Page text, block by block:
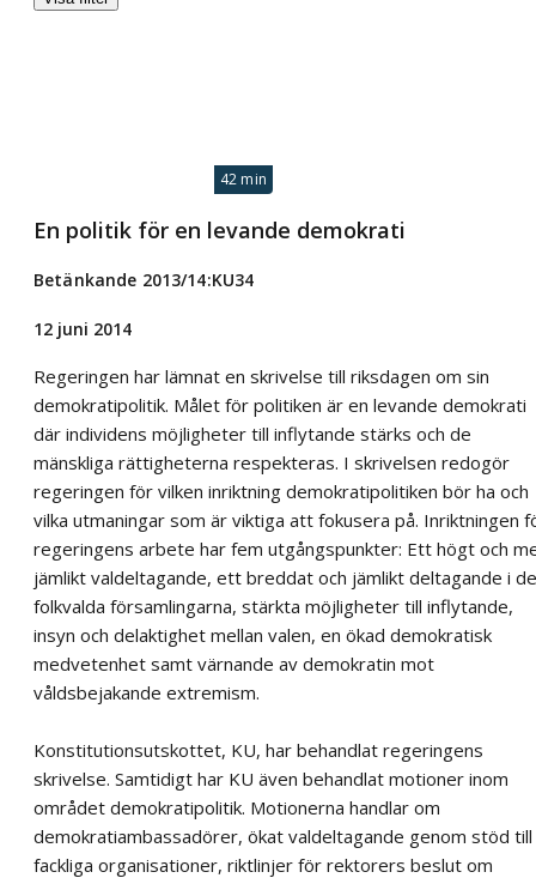
42 min
En politik för en levande demokrati
Betänkande 2013/14:KU34
12 juni 2014
Regeringen har lämnat en skrivelse till riksdagen om sin
demokratipolitik. Målet för politiken är en levande demokrati
där individens möjligheter till inflytande stärks och de
mänskliga rättigheterna respekteras. I skrivelsen redogör
regeringen för vilken inriktning demokratipolitiken bör ha och
vilka utmaningar som är viktiga att fokusera på. Inriktningen
regeringens arbete har fem utgångspunkter: Ett högt och
jämlikt valdeltagande, ett breddat och jämlikt deltagande i de
folkvalda församlingarna, stärkta möjligheter till inflytande,
insyn och delaktighet mellan valen, en ökad demokratisk
medvetenhet samt värnande av demokratin mot
våldsbejakande extremism.
Konstitutionsutskottet, KU, har behandlat regeringens
skrivelse. Samtidigt har KU även behandlat motioner inom
området demokratipolitik. Motionerna handlar om
demokratiambassadörer, ökat valdeltagande genom stöd till
fackliga organisationer, riktlinjer för rektorers beslut om